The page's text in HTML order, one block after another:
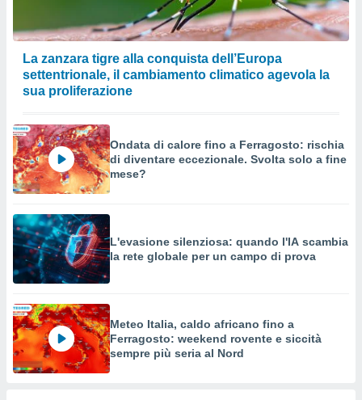
La zanzara tigre alla conquista dell’Europa
settentrionale, il cambiamento climatico agevola la
sua proliferazione
Ondata di calore fino a Ferragosto: rischia
di diventare eccezionale. Svolta solo a fine
mese?
L'evasione silenziosa: quando l'IA scambia
la rete globale per un campo di prova
Meteo Italia, caldo africano fino a
Ferragosto: weekend rovente e siccità
sempre più seria al Nord